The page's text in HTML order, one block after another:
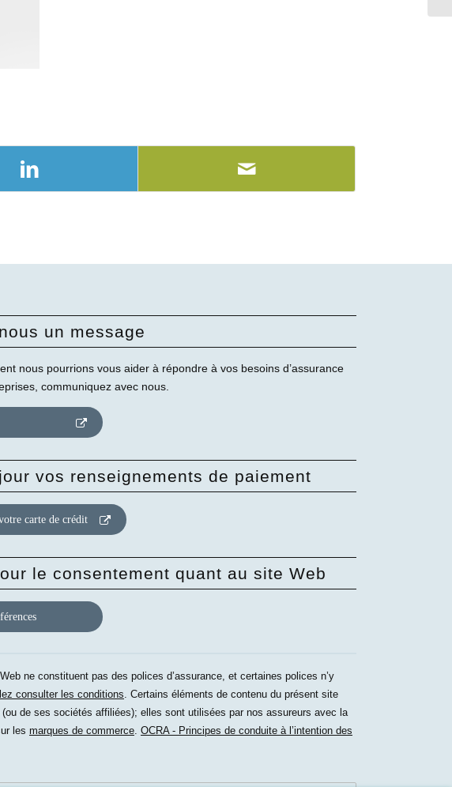
un message
nous pourrions vous aider à répondre à vos besoins d’assurance
communiquez avec nous.
vos renseignements de paiement
carte de crédit
le consentement quant au site Web
ne constituent pas des polices d’assurance, et certaines polices n’y
consulter les conditions. Certains éléments de contenu du présent site
de ses sociétés affiliées); elles sont utilisées par nos assureurs avec la
les marques de commerce. OCRA - Principes de conduite à l’intention des